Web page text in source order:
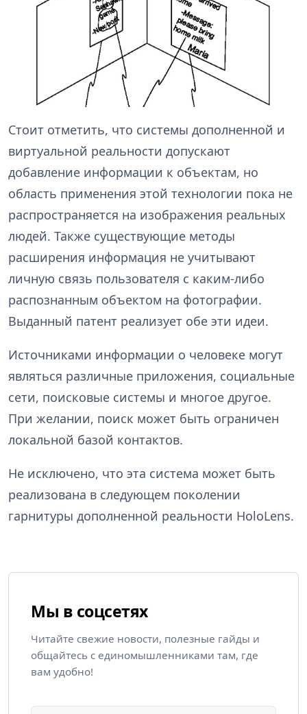
Стоит отметить, что системы дополненной и
виртуальной реальности допускают
добавление информации к объектам, но
область применения этой технологии пока не
распространяется на изображения реальных
людей. Также существующие методы
расширения информация не учитывают
личную связь пользователя с каким-либо
распознанным объектом на фотографии.
Выданный патент реализует обе эти идеи.
Источниками информации о человеке могут
являться различные приложения, социальные
сети, поисковые системы и многое другое.
При желании, поиск может быть ограничен
локальной базой контактов.
Не исключено, что эта система может быть
реализована в следующем поколении
гарнитуры дополненной реальности HoloLens.
Мы в соцсетях
Читайте свежие новости, полезные гайды и
общайтесь с единомышленниками там, где
вам удобно!